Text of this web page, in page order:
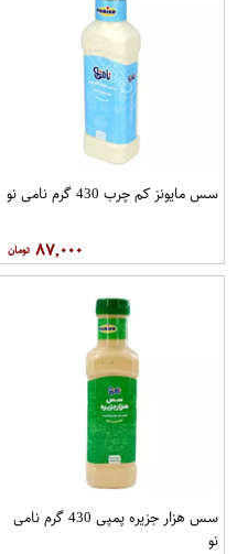
سس مایونز کم چرب 430 گرم نامی نو
۸۷,۰۰۰
سس هزار جزیره پمپی 430 گرم نامی
نو